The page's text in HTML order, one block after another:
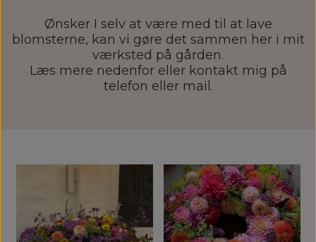
Ønsker I selv at være med til at lave
blomsterne, kan vi gøre det sammen her i mit
værksted på gården.
Læs mere nedenfor eller kontakt mig på
telefon eller mail.